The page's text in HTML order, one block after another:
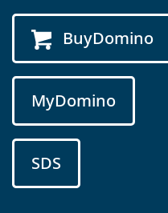
BuyDomino
MyDomino
SDS